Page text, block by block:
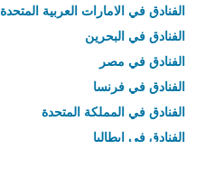
الفنادق في الامارات العربية المتحدة
الفنادق في البحرين
الفنادق في مصر
الفنادق في فرنسا
الفنادق في المملكة المتحدة
الفنادق في إيطاليا